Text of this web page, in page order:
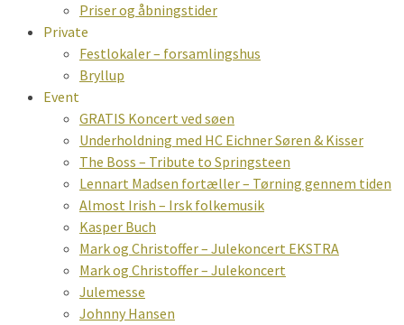
Priser og åbningstider
Private
Festlokaler – forsamlingshus
Bryllup
Event
GRATIS Koncert ved søen
Underholdning med HC Eichner Søren & Kisser
The Boss – Tribute to Springsteen
Lennart Madsen fortæller – Tørning gennem tiden
Almost Irish – Irsk folkemusik
Kasper Buch
Mark og Christoffer – Julekoncert EKSTRA
Mark og Christoffer – Julekoncert
Julemesse
Johnny Hansen